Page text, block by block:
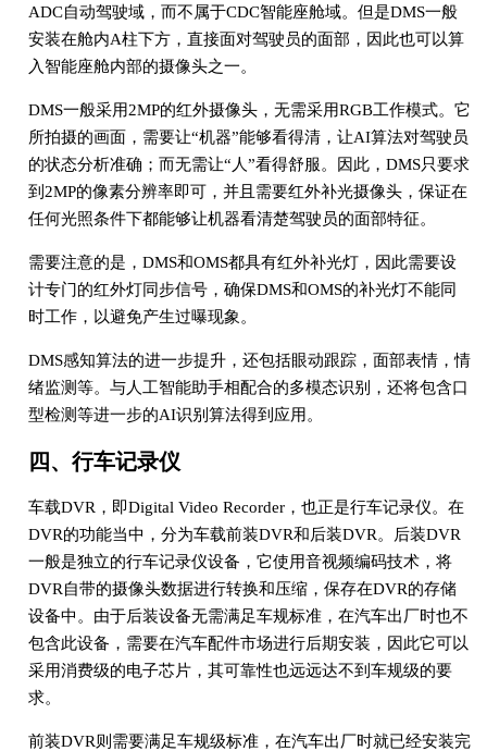
ADC自动驾驶域，而不属于CDC智能座舱域。但是DMS一般
安装在舱内A柱下方，直接面对驾驶员的面部，因此也可以算
入智能座舱内部的摄像头之一。
DMS一般采用2MP的红外摄像头，无需采用RGB工作模式。它
所拍摄的画面，需要让“机器”能够看得清，让AI算法对驾驶员
的状态分析准确；而无需让“人”看得舒服。因此，DMS只要求
到2MP的像素分辨率即可，并且需要红外补光摄像头，保证在
任何光照条件下都能够让机器看清楚驾驶员的面部特征。
需要注意的是，DMS和OMS都具有红外补光灯，因此需要设
计专门的红外灯同步信号，确保DMS和OMS的补光灯不能同
时工作，以避免产生过曝现象。
DMS感知算法的进一步提升，还包括眼动跟踪，面部表情，情
绪监测等。与人工智能助手相配合的多模态识别，还将包含口
型检测等进一步的AI识别算法得到应用。
四、行车记录仪
车载DVR，即Digital Video Recorder，也正是行车记录仪。在
DVR的功能当中，分为车载前装DVR和后装DVR。后装DVR
一般是独立的行车记录仪设备，它使用音视频编码技术，将
DVR自带的摄像头数据进行转换和压缩，保存在DVR的存储
设备中。由于后装设备无需满足车规标准，在汽车出厂时也不
包含此设备，需要在汽车配件市场进行后期安装，因此它可以
采用消费级的电子芯片，其可靠性也远远达不到车规级的要
求。
前装DVR则需要满足车规级标准，在汽车出厂时就已经安装完